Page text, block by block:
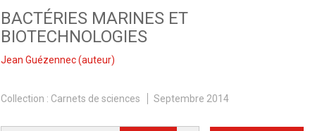
BACTÉRIES MARINES ET
BIOTECHNOLOGIES
Jean Guézennec(auteur)
Collection : Carnets de sciences Septembre 2014